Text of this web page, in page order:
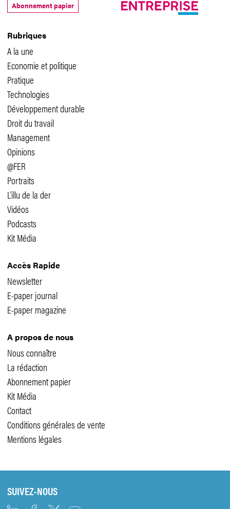
Rubriques
A la une
Economie et politique
Pratique
Technologies
Développement durable
Droit du travail
Management
Opinions
@FER
Portraits
L'illu de la der
Vidéos
Podcasts
Kit Média
Accès Rapide
Newsletter
E-paper journal
E-paper magazine
A propos de nous
Nous connaître
La rédaction
Abonnement papier
Kit Média
Contact
Conditions générales de vente
Mentions légales
Abonnement papier
SUIVEZ-NOUS